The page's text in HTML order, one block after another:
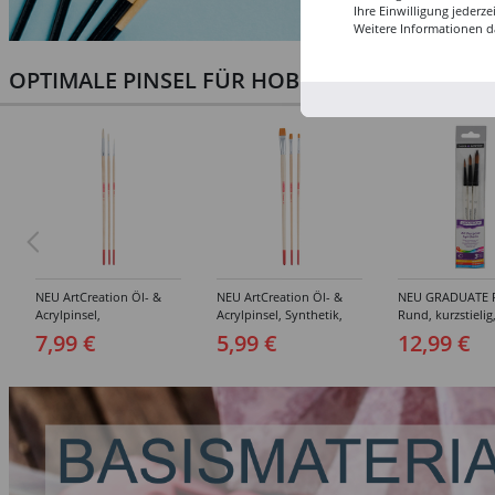
OPTIMALE PINSEL FÜR HOBBY & KUNST
NEU ArtCreation Öl- &
Acrylpinsel,
3er Set, No. 2, 6, 10
7,99 €
NEU ArtCreation Öl- &
Acrylpinsel, Synthetik,
Flachpinsel, 4, 8, 16
5,99 €
NEU
Rund,
12,99 €
Ihre Einwilligung
Weitere Informationen